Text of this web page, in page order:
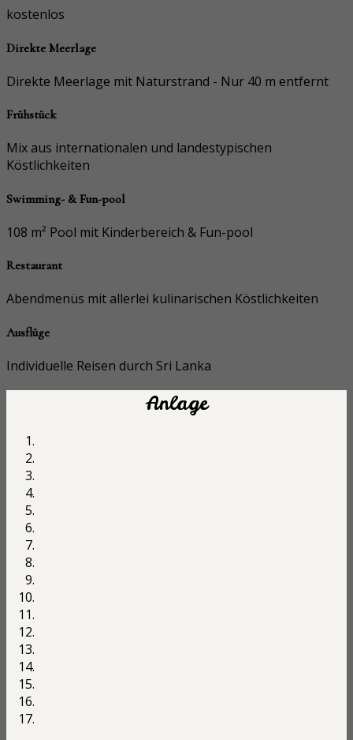
kostenlos
Direkte Meerlage
Direkte Meerlage mit Naturstrand - Nur 40 m entfernt
Frühstück
Mix aus internationalen und landestypischen
Köstlichkeiten
Swimming- & Fun-pool
108 m² Pool mit Kinderbereich & Fun-pool
Restaurant
Abendmenüs mit allerlei kulinarischen Köstlichkeiten
Ausflüge
Individuelle Reisen durch Sri Lanka
Anlage